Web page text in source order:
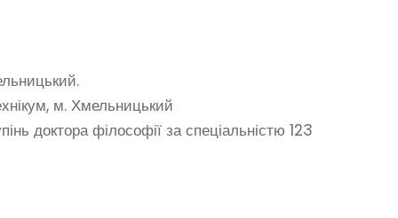
м. Хмельницький
доктора філософії за спеціальністю 123